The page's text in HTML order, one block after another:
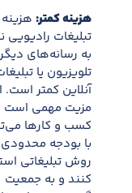
هزینه کمتر: هزینه
تبلیغات
به رسانه‌های
تلویزیون یا
آنلاین کمتر است.
مزیت مهمی است
کسب و کارها
با بودجه محدودی
روش تبلیغاتی
کنند و به جمعیت